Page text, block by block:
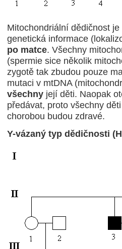
Mitochondriální dědičnost
genetická informace
po matce. Všechny
(spermie sice několik
zygotě tak zbudou pouze
mutaci v mtDNA
všechny její děti. Naopak
předávat, proto všechny
chorobou budou zdravé.
Y-vázaný typ dědičnosti